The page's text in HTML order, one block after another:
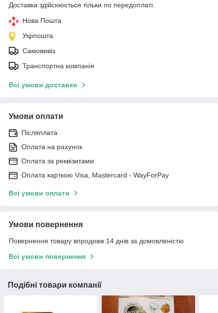
Доставка здійснюється тільки по передоплаті.
Нова Пошта
Укрпошта
Самовивіз
Транспортна компанія
Всі умови доставки
Умови оплати
Післяплата
Оплата на рахунок
Оплата за реквізитами
Оплата карткою Visa, Mastercard - WayForPay
Всі умови оплати
Умови повернення
Повернення товару впродовж 14 днів за домовленістю
Всі умови повернення
Подібні товари компанії